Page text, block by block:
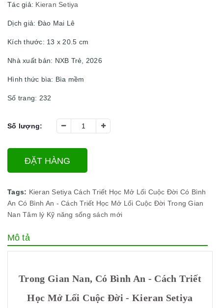
Tác giả: Kieran Setiya
Dịch giả: Đào Mai Lê
Kích thước: 13 x 20.5 cm
Nhà xuất bản: NXB Trẻ, 2026
Hình thức bìa: Bìa mềm
Số trang: 232
Số lượng:
ĐẶT HÀNG
Tags: Kieran Setiya Cách Triết Học Mở Lối Cuộc Đời Có Bình
An Có Bình An - Cách Triết Học Mở Lối Cuộc Đời Trong Gian
Nan Tâm lý Kỹ năng sống sách mới
Mô tả
Trong Gian Nan, Có Bình An - Cách Triết
Học Mở Lối Cuộc Đời - Kieran Setiya